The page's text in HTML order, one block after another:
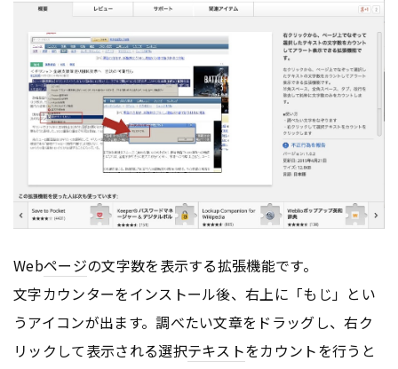
Webページの文字数を表示する拡張機能です。
文字カウンターをインストール後、右上に「もじ」とい
うアイコンが出ます。調べたい文章をドラッグし、右ク
リックして表示される選択テキストをカウントを行うと